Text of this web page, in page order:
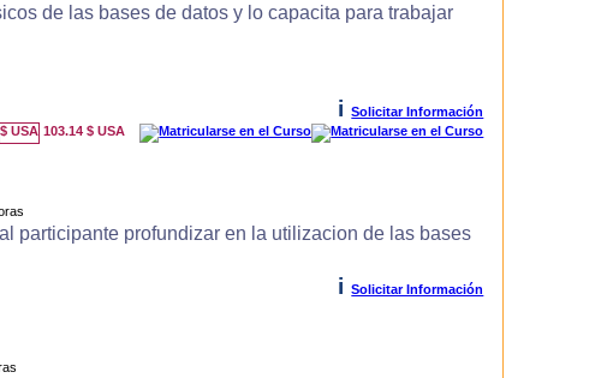
de las bases de datos y lo capacita para trabajar
i
Solicitar Información
103.14 $ USA
participante profundizar en la utilizacion de las bases
i Solicitar Información